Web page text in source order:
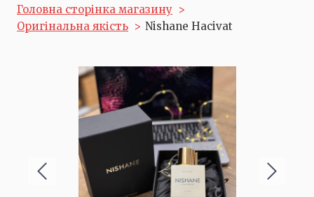
Головна сторінка магазину
Оригінальна якість
Nishane Hacivat